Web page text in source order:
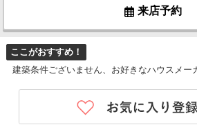
来店予約
ここがおすすめ！
建築条件ございません、お好きなハウスメー